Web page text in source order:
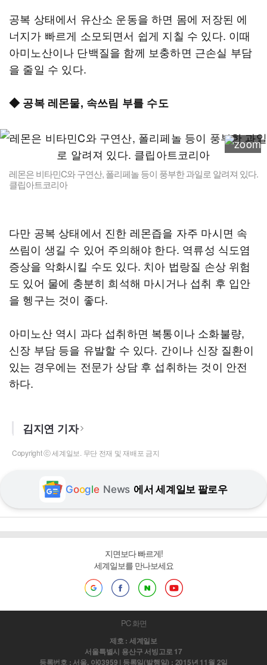
공복 상태에서 유산소 운동을 하면 몸에 저장된 에
너지가 빠르게 소모되면서 쉽게 지칠 수 있다. 이때
아미노산이나 단백질을 함께 보충하면 근손실 부담
을 줄일 수 있다.
◆ 공복 레몬물, 속쓰림 부를 수도
레몬은 비타민C와 구연산, 폴리페놀 등이 풍부한 과일로 알려져 있다.
클립아트코리아
다만 공복 상태에서 진한 레몬즙을 자주 마시면 속
쓰림이 생길 수 있어 주의해야 한다. 역류성 식도염
증상을 악화시킬 수도 있다. 치아 법랑질 손상 위험
도 있어 물에 충분히 희석해 마시거나 섭취 후 입안
을 헹구는 것이 좋다.
아미노산 역시 과다 섭취하면 복통이나 소화불량,
신장 부담 등을 유발할 수 있다. 간이나 신장 질환이
있는 경우에는 전문가 상담 후 섭취하는 것이 안전
하다.
김지연 기자
Copyright ⓒ 세계일보. 무단 전재 및 재배포 금지
Google News 에서 세계일보 팔로우
지면보다 빠르게!
세계일보를 만나보세요
PC 화면
제호 : 세계일보
서울특별시 용산구 서빙고로 17
등록번호 : 서울, 아03959 | 등록일(발행일) : 2015년 11월 2일